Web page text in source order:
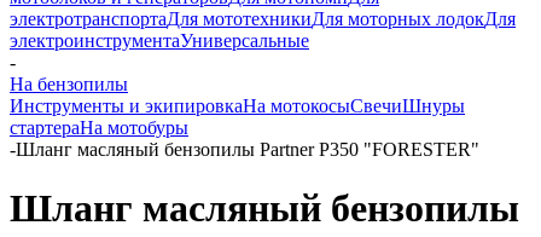
электротранспортаДля мототехникиДля моторных лодокДля
электроинструментаУниверсальные
-
На бензопилы
Инструменты и экипировкаНа мотокосыСвечиШнуры
стартераНа мотобуры
-Шланг масляный бензопилы Partner P350 "FORESTER"
Шланг масляный бензопилы